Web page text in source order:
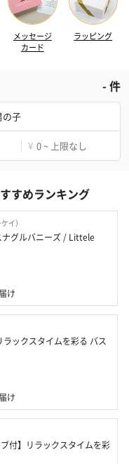
メッセージ
カード
ラッピング
-件
の子
¥ 0 ~ 上限なし
すめランキング
イ）
グルバニーズ / Littele
け
ラックスタイムを彩る バス
け
付】リラックスタイムを彩